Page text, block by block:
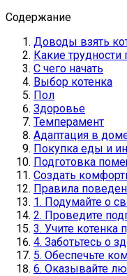
Содержание
Доводы взять
Какие трудности
С чего начать
Выбор котенка
Пол
Здоровье
Темперамент
Адаптация в
Покупка еды и
Подготовка
Создать
Правила
1. Подумайте о
2. Проведите
3. Учите котенка
4. Заботьтесь о
5. Обеспечьте
6. Оказывайте